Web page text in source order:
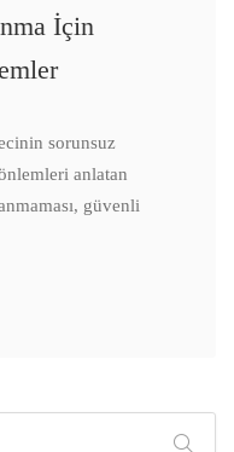
İçin
sorunsuz
anlatan
güvenli